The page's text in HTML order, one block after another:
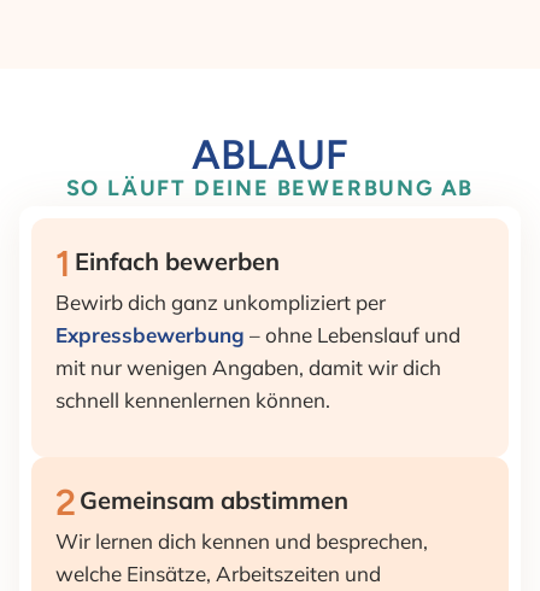
1 Einfach bewerben
Bewirb dich ganz unkompliziert per
Expressbewerbung – ohne Lebenslauf und
mit nur wenigen Angaben, damit wir dich
schnell kennenlernen können.
2 Gemeinsam abstimmen
Wir lernen dich kennen und besprechen,
welche Einsätze, Arbeitszeiten und
ABLAUF
SO LÄUFT DEINE BEWERBUNG AB